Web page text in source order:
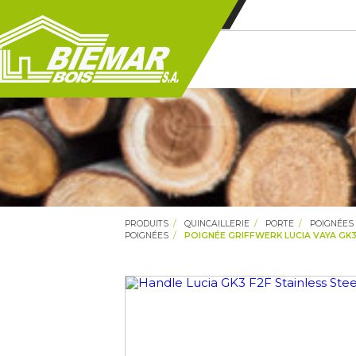
PRODUITS QUINCAILLERIE PORTE
POIGNÉES
POIGNÉE GRIFFWERK LUCIA VAYA